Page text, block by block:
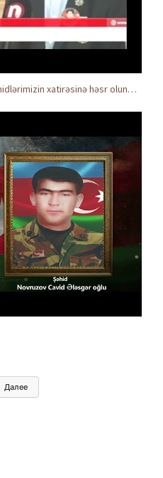
AVMVİB Naxçıvan MR təşkilatı şəhidlərimizin xatirəsinə həsr olunmuş tədbir keçirdi
Далее